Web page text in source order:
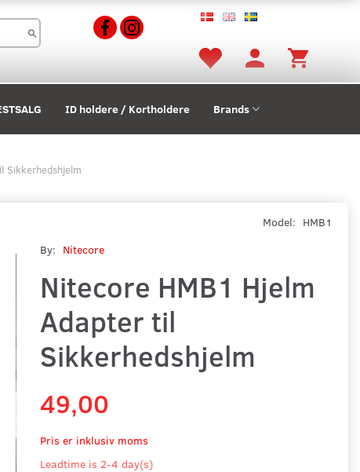
ID holdere / Kortholdere Brands
Sikkerhedshjelm
Model: HMB1
By: Nitecore
Nitecore HMB1 Hjelm
Adapter til
Sikkerhedshjelm
49,00
Pris er inklusiv moms
Leadtime is 2-4 day(s)